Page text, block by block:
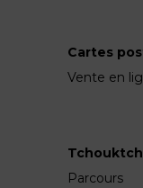
Cartes
Vente en
Parcours